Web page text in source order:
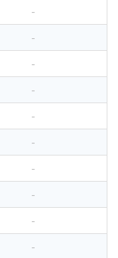
-
-
-
-
-
-
-
-
-
-